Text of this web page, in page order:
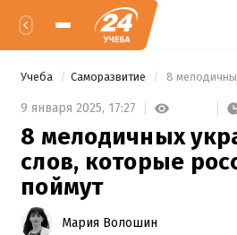
Учеба Саморазвитие
9 января 2025, 17:27
8 мелодичных
слов, которые
поймут
Мария Волошин